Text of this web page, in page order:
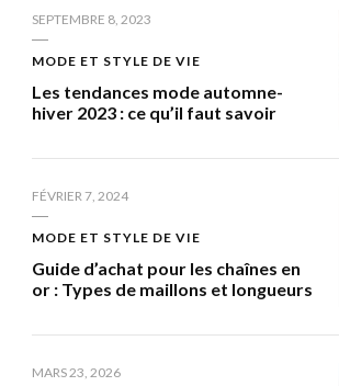
SEPTEMBRE 8, 2023
MODE ET STYLE DE VIE
Les tendances mode automne-
hiver 2023 : ce qu’il faut savoir
FÉVRIER 7, 2024
MODE ET STYLE DE VIE
Guide d’achat pour les chaînes en
or : Types de maillons et longueurs
MARS 23, 2026